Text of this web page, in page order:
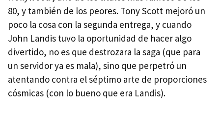
80, y también de los peores. Tony Scott mejoró un
poco la cosa con la segunda entrega, y cuando
John Landis tuvo la oportunidad de hacer algo
divertido, no es que destrozara la saga (que para
un servidor ya es mala), sino que perpetró un
atentando contra el séptimo arte de proporciones
cósmicas (con lo bueno que era Landis).